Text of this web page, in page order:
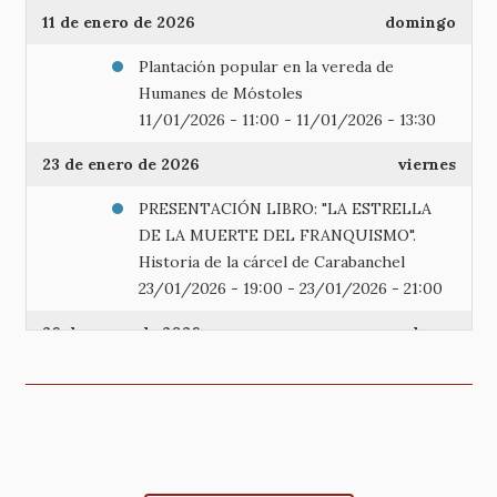
11 de enero de 2026 domingo
Plantación popular en la vereda de
Humanes de Móstoles
11/01/2026 - 11:00 - 11/01/2026 - 13:30
23 de enero de 2026 viernes
PRESENTACIÓN LIBRO: "LA ESTRELLA
DE LA MUERTE DEL FRANQUISMO".
Historia de la cárcel de Carabanchel
23/01/2026 - 19:00 - 23/01/2026 - 21:00
26 de enero de 2026 lunes